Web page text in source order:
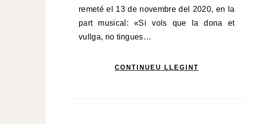
remeté el 13 de novembre del 2020, en la
part musical: «Si vols que la dona et
vullga, no tingues…
CONTINUEU LLEGINT